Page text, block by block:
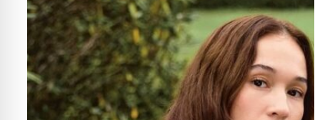
Heel behulpzaam, goede service mooie
produkten!
Yvonne Claessen